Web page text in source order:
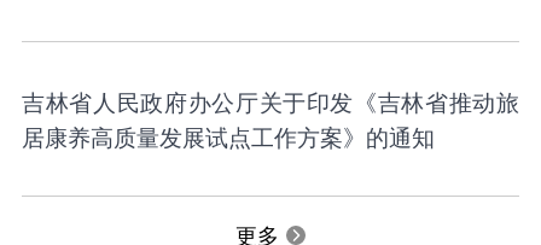
吉林省人民政府办公厅关于印发《吉林省推动旅
居康养高质量发展试点工作方案》的通知
更多